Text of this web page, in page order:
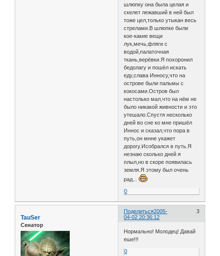
шлюпку она была целая и
скелет лежавший в ней был
тоже цел,только утыкан весь
стрелами.В шлюпке были
кое-какие вещи
лук,мечь,фляги с
водой,палаточная
ткань,верёвки.Я похоронил
бедолагу и пошёл искать
еду,слава Инносу,что на
острове были пальмы с
кокосами.Остров был
настолько мал,что на нём не
было никакой живности и это
утешало.Спустя несколько
дней во сне ко мне пришёл
Иннос и сказал,что пора в
путь,он мнне укажет
дорогу.Исобрался в путь.Я
незнаю сколько дней я
плыл,но в скоре появилась
земля.Я этому был очень
рад...
0
Поделиться 3
2005-
04-02 20:36:12
TauSer
Сенатор
Нормально! Молодец! Давай
еше!!!
0